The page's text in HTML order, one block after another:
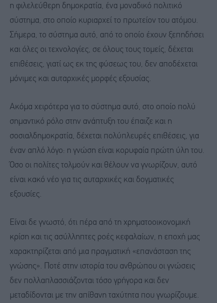
η φιλελεύθερη δημοκρατία, ένα μοναδικό πολιτικό
σύστημα, στο οποίο κυριαρχεί το πρωτείον του ατόμου.
Σήμερα, το σύστημα αυτό, από το οποίο έχουν ξεπηδήσει
και όλες οι τεχνολογίες, σε όλους τους τομείς, δέχεται
επιθέσεις, γιατί ως εκ της φύσεως του, δεν αποδέχεται
μόνιμες και αυταρχικές μορφές εξουσίας.
Ακόμα χειρότερα για το σύστημα αυτό, στο οποίο πολύ
σημαντικό ρόλο στην ανάπτυξη του έπαιζε και η
σοσιαλδημοκρατία, δέχεται πολύπλευρές επιθέσεις, για
έναν απλό λόγο: η γνώση είναι κορυφαία πρώτη ύλη του.
Όσο οι πολίτες τολμούν και θέλουν να γνωρίζουν, αυτό
είναι κακό νέο για τις αυταρχικές και δογματικές
εξουσίες.
Είναι δε γνωστό, ότι πέρα από τη χρηματοοικονομική
κρίση και τις ασύλληπτες ροές κεφαλαίων, η εποχή μας
χαρακτηρίζεται από μια πραγματική «επανάσταση της
γνώσης». Ποτέ στην ιστορία του ανθρώπου οι γνώσεις
δεν πολλαπλασσιάζονται τόσο γρήγορα και δεν
μεταδίδονται με την απίθανη ταχύτητα που γνωρίζουμε.